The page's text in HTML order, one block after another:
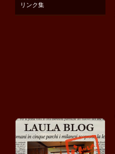
リンク集